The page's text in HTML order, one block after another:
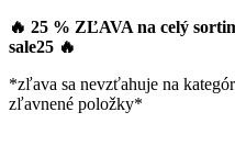
🔥 25 % ZĽAVA na celý
sale25 🔥
*zľava sa nevzťahuje na
zľavnené položky*